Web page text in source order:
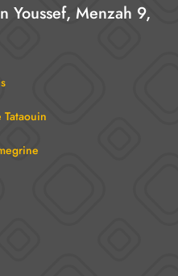
Youssef, Menzah 9,